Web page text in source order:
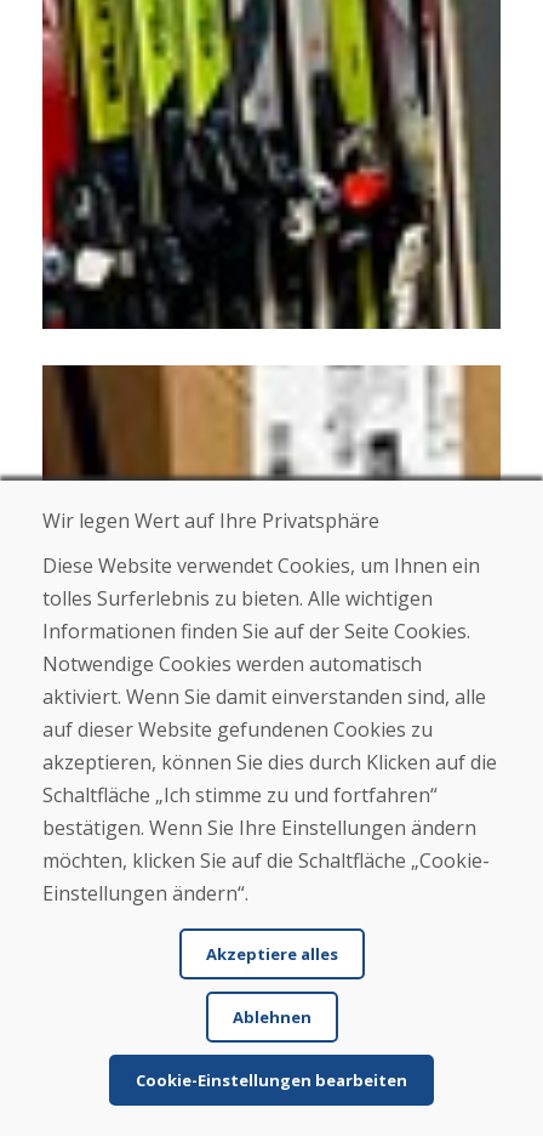
Wir legen Wert auf Ihre Privatsphäre
Diese Website verwendet Cookies, um Ihnen ein
tolles Surferlebnis zu bieten. Alle wichtigen
Informationen finden Sie auf der Seite Cookies.
Notwendige Cookies werden automatisch
aktiviert. Wenn Sie damit einverstanden sind, alle
auf dieser Website gefundenen Cookies zu
akzeptieren, können Sie dies durch Klicken auf die
Schaltfläche „Ich stimme zu und fortfahren“
bestätigen. Wenn Sie Ihre Einstellungen ändern
möchten, klicken Sie auf die Schaltfläche „Cookie-
Einstellungen ändern“.
Akzeptiere alles
Ablehnen
Cookie-Einstellungen bearbeiten